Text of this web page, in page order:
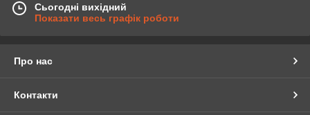
Сьогодні вихідний
Показати весь графік роботи
Про нас
Контакти